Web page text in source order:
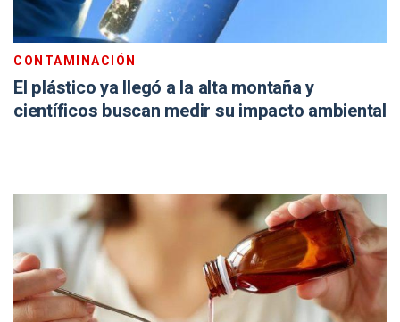
CONTAMINACIÓN
El plástico ya llegó a la alta montaña y
científicos buscan medir su impacto ambiental